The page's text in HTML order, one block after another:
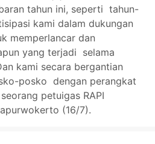
tahun ini, seperti tahun-
kami dalam dukungan
memperlancar dan
yang terjadi selama
kami secara bergantian
posko dengan perangkat
petuigas RAPI
(16/7).